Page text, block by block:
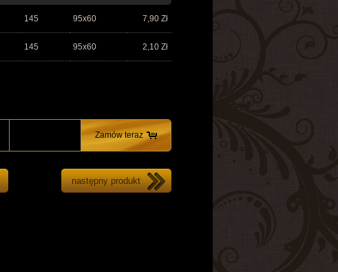
145 95x60 7,90 Zł
145 95x60 2,10 Zł
Zamów teraz
następny produkt